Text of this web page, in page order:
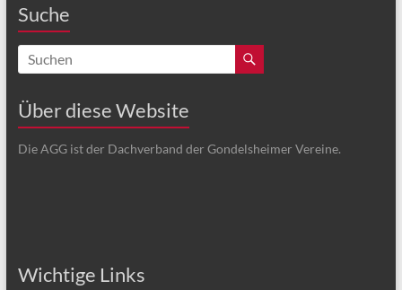
Suche
Über diese Website
Die AGG ist der Dachverband der Gondelsheimer Vereine.
Wichtige Links